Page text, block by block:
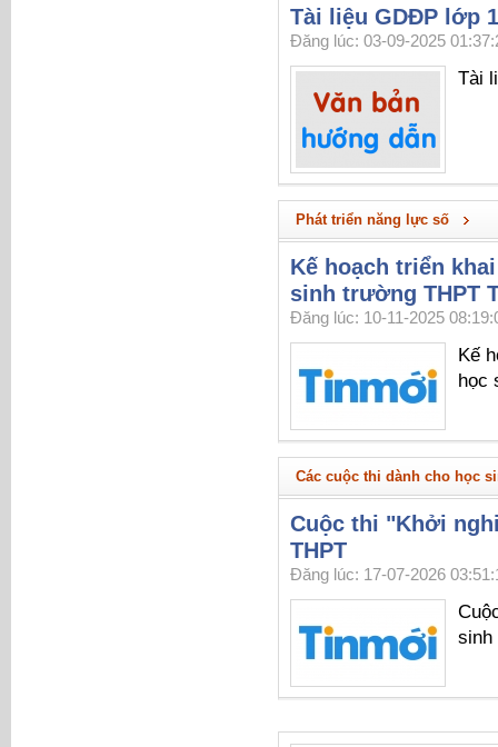
Tài liệu GDĐP lớp
Đăng lúc: 03-09-2025
Tài
Phát triển năng lực số
Kế hoạch triển
sinh trường THPT
Đăng lúc: 10-11-2025
Kế
học
Các cuộc thi dành cho học
Cuộc thi "Khởi
THPT
Đăng lúc: 17-07-2026
sinh